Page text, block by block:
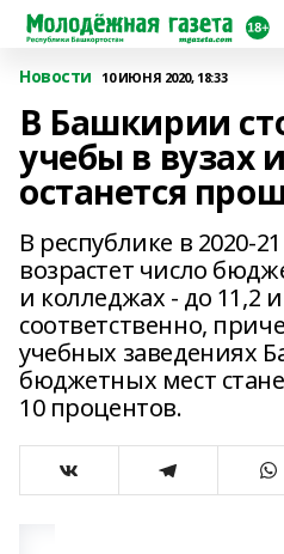
Новости 10 ИЮНЯ 2020, 18:33
В Башкирии
учебы в вузах
останется
В республике в 2020-
возрастет число
и колледжах - до 11,2
соответственно,
учебных заведениях
бюджетных мест
10 процентов.